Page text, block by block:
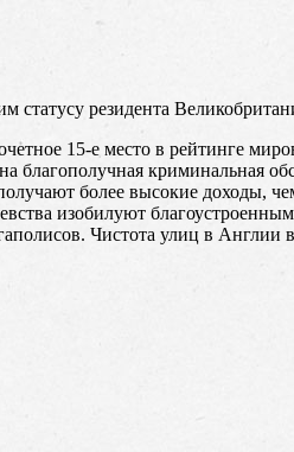
резидента
15-е место в рейтинге
благополучная криминальная
более высокие доходы,
изобилуют
Чистота улиц в